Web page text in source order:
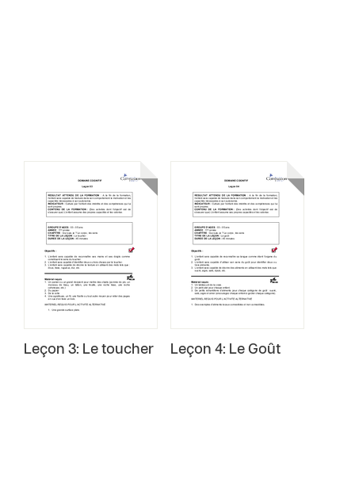
Leçon 3: Le toucher Leçon 4: Le Goût